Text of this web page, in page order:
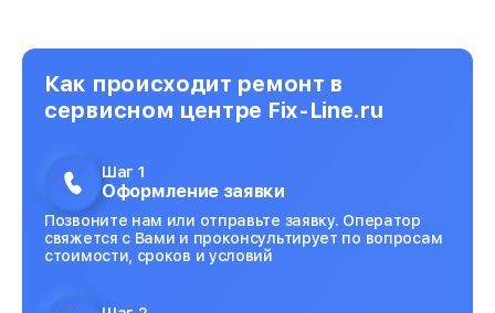
Как происходит ремонт в
сервисном центре Fix-Line.ru
Шаг 1
Оформление заявки
Позвоните нам или отправьте заявку. Оператор
свяжется с Вами и проконсультирует по вопросам
стоимости, сроков и условий